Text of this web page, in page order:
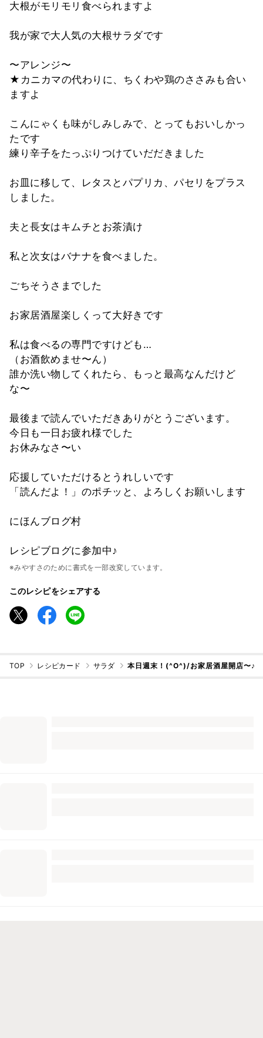
大根がモリモリ食べられますよ
我が家で大人気の大根サラダです
〜アレンジ〜
★カニカマの代わりに、ちくわや鶏のささみも合い
ますよ
こんにゃくも味がしみしみで、とってもおいしかっ
たです
練り辛子をたっぷりつけていだだきました
お皿に移して、レタスとパプリカ、パセリをプラス
しました。
夫と長女はキムチとお茶漬け
私と次女はバナナを食べました。
ごちそうさまでした
お家居酒屋楽しくって大好きです
私は食べるの専門ですけども…
（お酒飲めませ〜ん）
誰か洗い物してくれたら、もっと最高なんだけど
な〜
最後まで読んでいただきありがとうございます。
今日も一日お疲れ様でした
お休みなさ〜い
応援していただけるとうれしいです
「読んだよ！」のポチッと、よろしくお願いします
にほんブログ村
レシピブログに参加中♪
※みやすさのために書式を一部改変しています。
このレシピをシェアする
TOP レシピカード サラダ 本日週末！(^O^)/お家居酒屋開店〜♪